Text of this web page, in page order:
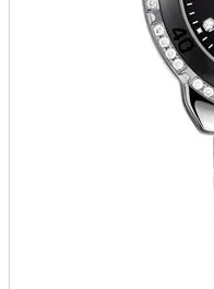
Patek Philippe